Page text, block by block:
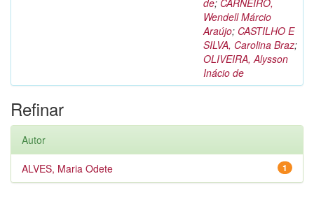
de; CARNEIRO,
Wendell Márcio
Araújo; CASTILHO E
SILVA, Carolina Braz;
OLIVEIRA, Alysson
Inácio de
Refinar
Autor
1
ALVES, Maria Odete